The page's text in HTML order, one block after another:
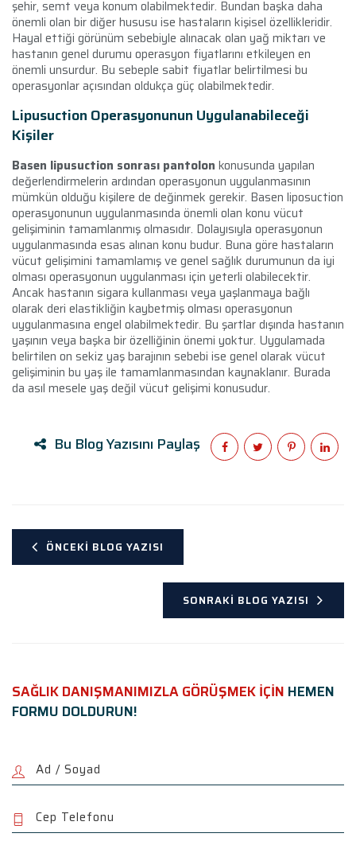
şehir, semt veya konum olabilmektedir. Bundan başka daha
önemli olan bir diğer hususu ise hastaların kişisel özellikleridir.
Hayal ettiği görünüm sebebiyle alınacak olan yağ miktarı ve
hastanın genel durumu operasyon fiyatlarını etkileyen en
önemli unsurdur. Bu sebeple sabit fiyatlar belirtilmesi bu
operasyonlar açısından oldukça güç olabilmektedir.
Lipusuction Operasyonunun Uygulanabileceği
Kişiler
Basen lipusuction sonrası pantolon konusunda yapılan
değerlendirmelerin ardından operasyonun uygulanmasının
mümkün olduğu kişilere de değinmek gerekir. Basen liposuction
operasyonunun uygulanmasında önemli olan konu vücut
gelişiminin tamamlanmış olmasıdır. Dolayısıyla operasyonun
uygulanmasında esas alınan konu budur. Buna göre hastaların
vücut gelişimini tamamlamış ve genel sağlık durumunun da iyi
olması operasyonun uygulanması için yeterli olabilecektir.
Ancak hastanın sigara kullanması veya yaşlanmaya bağlı
olarak deri elastikliğin kaybetmiş olması operasyonun
uygulanmasına engel olabilmektedir. Bu şartlar dışında hastanın
yaşının veya başka bir özelliğinin önemi yoktur. Uygulamada
belirtilen on sekiz yaş barajının sebebi ise genel olarak vücut
gelişiminin bu yaş ile tamamlanmasından kaynaklanır. Burada
da asıl mesele yaş değil vücut gelişimi konusudur.
Bu Blog Yazısını Paylaş
ÖNCEKI BLOG YAZISI
SONRAKI BLOG YAZISI
SAĞLIK DANIŞMANIMIZLA GÖRÜŞMEK İÇİN HEMEN
FORMU DOLDURUN!